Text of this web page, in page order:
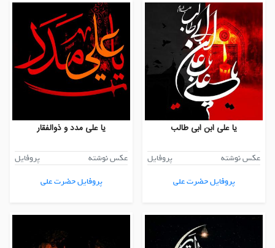
یا علی ابن ابی طالب
عکس نوشته
پروفایل
پروفایل حضرت علی
یا علی مدد و ذوالفقار
عکس نوشته
پروفایل
پروفایل حضرت علی